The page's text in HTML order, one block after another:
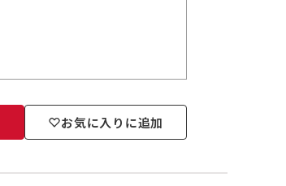
お気に入りに追加